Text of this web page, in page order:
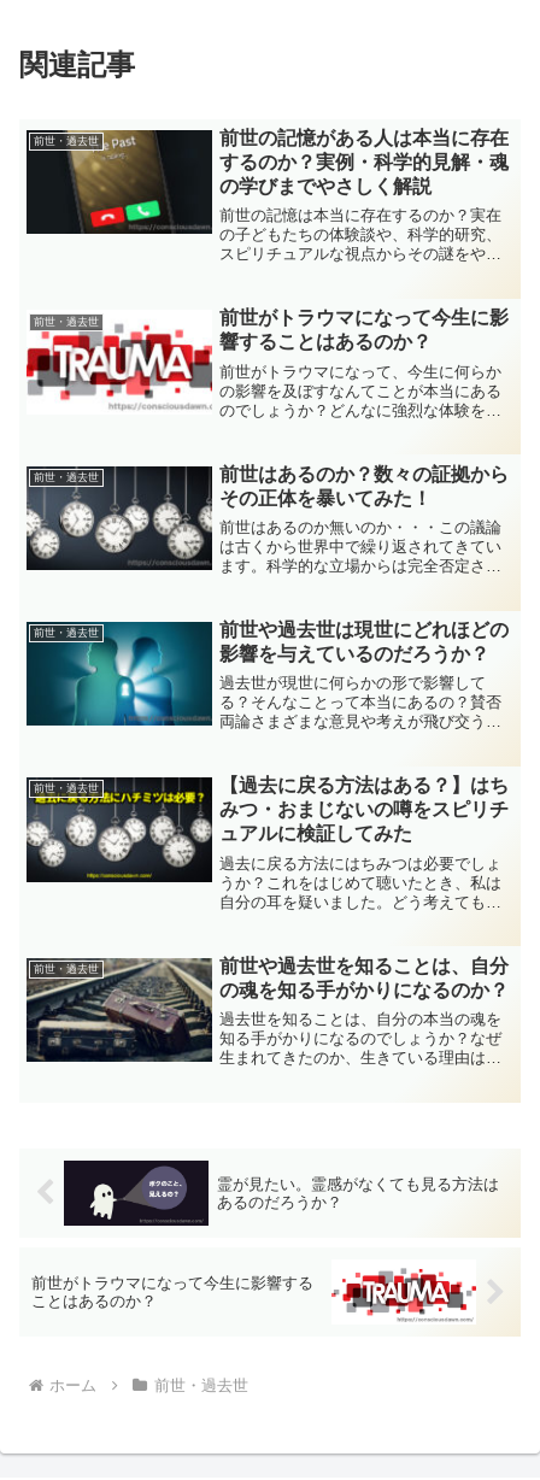
関連記事
前世・過去世
前世の記憶がある人は本当に存在
するのか？実例・科学的見解・魂
の学びまでやさしく解説
前世の記憶は本当に存在するのか？実在
の子どもたちの体験談や、科学的研究、
スピリチュアルな視点からその謎をやさ
ントまで初心者にも分かりやすく紹介。
前世・過去世
前世がトラウマになって今生に影
響することはあるのか？
前世がトラウマになって、今生に何らか
の影響を及ぼすなんてことが本当にある
のでしょうか？どんなに強烈な体験をし
のトラウマが生を超えて残ってしまうこ
とについて説明していきます。
前世・過去世
前世はあるのか？数々の証拠から
その正体を暴いてみた！
前世はあるのか無いのか・・・この議論
は古くから世界中で繰り返されてきてい
ます。科学的な立場からは完全否定され
かについて、詳しく考察を試みていきた
いと思います。
前世・過去世
前世や過去世は現世にどれほどの
影響を与えているのだろうか？
過去世が現世に何らかの形で影響して
る？そんなことって本当にあるの？賛否
両論さまざまな意見や考えが飛び交うテ
しているのかについて、私自身の体験も
交えて詳細に説明していきます。
前世・過去世
【過去に戻る方法はある？】はち
みつ・おまじないの噂をスピリチ
ュアルに検証してみた
過去に戻る方法にはちみつは必要でしょ
うか？これをはじめて聴いたとき、私は
自分の耳を疑いました。どう考えてもま
ものが確かにあるんです。あなたの常識
が試される内容を紹介しましょう。
前世・過去世
前世や過去世を知ることは、自分
の魂を知る手がかりになるのか？
過去世を知ることは、自分の本当の魂を
知る手がかりになるのでしょうか？なぜ
生まれてきたのか、生きている理由は何
霊が見たい。霊感がなくても見る方法は
あるのだろうか？
前世がトラウマになって今生に影響する
ことはあるのか？
ホーム 前世・過去世